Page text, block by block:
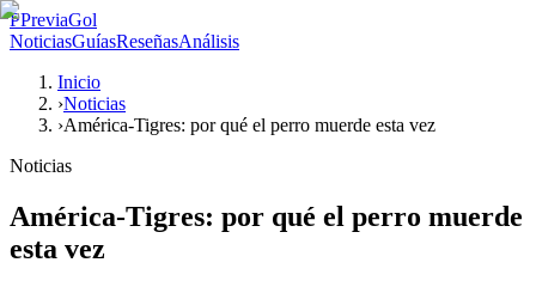
PPreviaGol
NoticiasGuíasReseñasAnálisis
Inicio
›Noticias
›América-Tigres: por qué el perro muerde esta vez
Noticias
América-Tigres: por qué el perro muerde
esta vez